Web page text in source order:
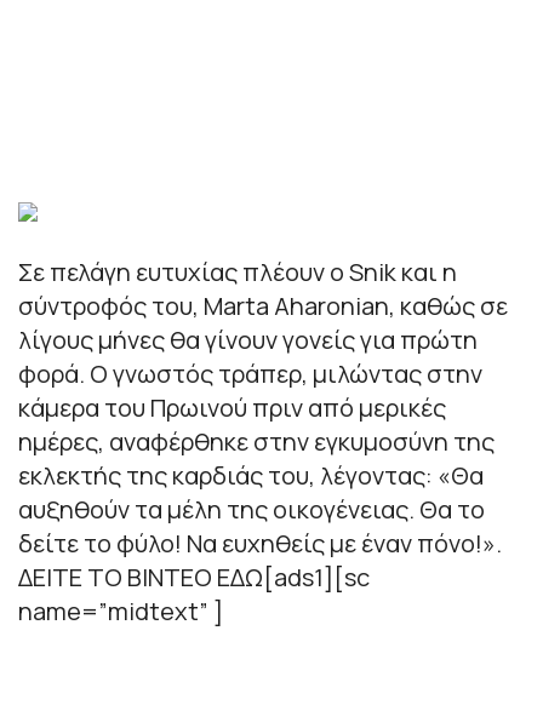
Σε πελάγη ευτυχίας πλέουν ο Snik και η
σύντροφός του, Marta Aharonian, καθώς σε
λίγους μήνες θα γίνουν γονείς για πρώτη
φορά. Ο γνωστός τράπερ, μιλώντας στην
κάμερα του Πρωινού πριν από μερικές
ημέρες, αναφέρθηκε στην εγκυμοσύνη της
εκλεκτής της καρδιάς του, λέγοντας: «Θα
αυξηθούν τα μέλη της οικογένειας. Θα το
δείτε το φύλο! Να ευχηθείς με έναν πόνο!».
ΔΕΙΤΕ ΤΟ ΒΙΝΤΕΟ ΕΔΩ[ads1][sc
name=”midtext” ]